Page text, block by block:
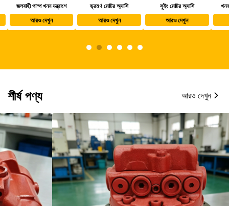
জলবাহী পাম্প খনন যন্ত্রাংশ
আরও দেখুন
ভ্রমণ মোটর অ্যাসি
আরও দেখুন
সুইং মোটর অ্যাসি
আরও দেখুন
শীর্ষ পণ্য আরও দেখুন